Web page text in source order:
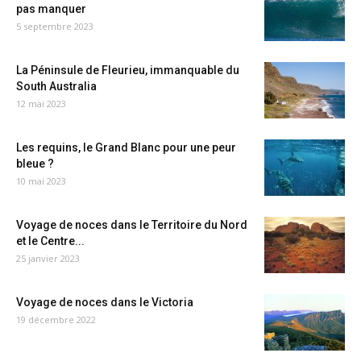
pas manquer
5 septembre 2023
La Péninsule de Fleurieu, immanquable du
South Australia
12 mai 2023
Les requins, le Grand Blanc pour une peur
bleue ?
10 mai 2023
Voyage de noces dans le Territoire du Nord
et le Centre...
25 janvier 2023
Voyage de noces dans le Victoria
19 décembre 2022